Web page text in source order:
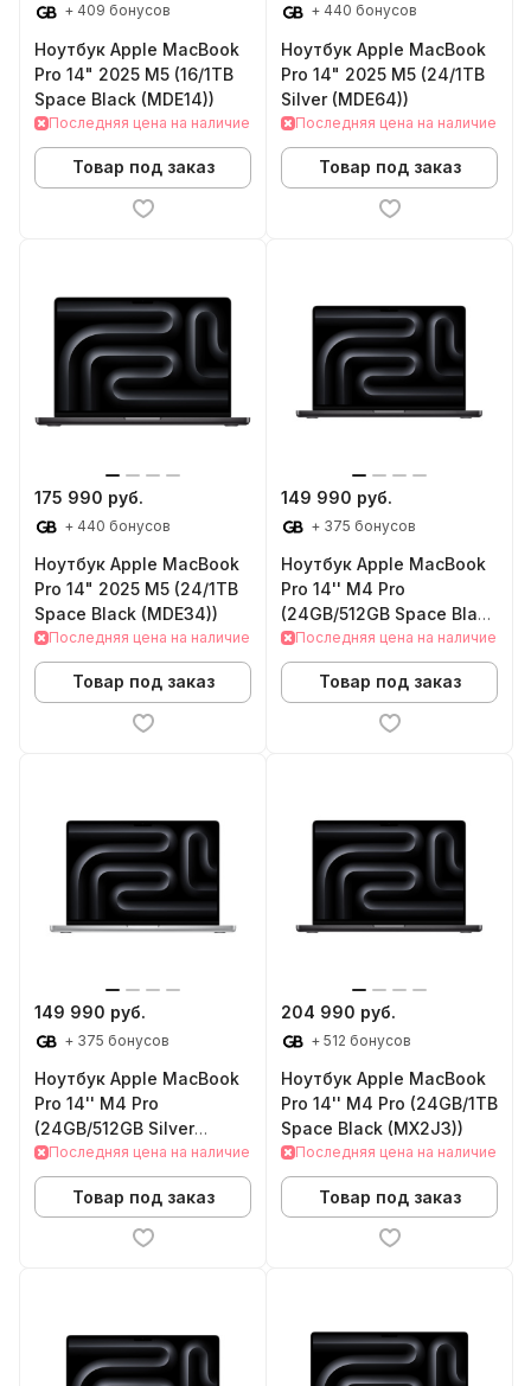
+ 409 бонусов
Ноутбук Apple MacBook
Pro 14" 2025 M5 (16/1TB
Space Black (MDE14))
Последняя цена на наличие
Товар под заказ
+ 440 бонусов
Ноутбук Apple MacBook
Pro 14" 2025 M5 (24/1TB
Silver (MDE64))
Последняя цена на наличие
Товар под заказ
175 990 руб.
+ 440 бонусов
Ноутбук Apple MacBook
Pro 14" 2025 M5 (24/1TB
Space Black (MDE34))
Последняя цена на наличие
Товар под заказ
149 990 руб.
+ 375 бонусов
Ноутбук Apple MacBook
Pro 14'' M4 Pro
(24GB/512GB Space Black
(MX2H3))
Последняя цена на наличие
Товар под заказ
149 990 руб.
+ 375 бонусов
Ноутбук Apple MacBook
Pro 14'' M4 Pro
(24GB/512GB Silver
(MX2E3))
Последняя цена на наличие
Товар под заказ
204 990 руб.
+ 512 бонусов
Ноутбук Apple MacBook
Pro 14'' M4 Pro (24GB/1TB
Space Black (MX2J3))
Последняя цена на наличие
Товар под заказ